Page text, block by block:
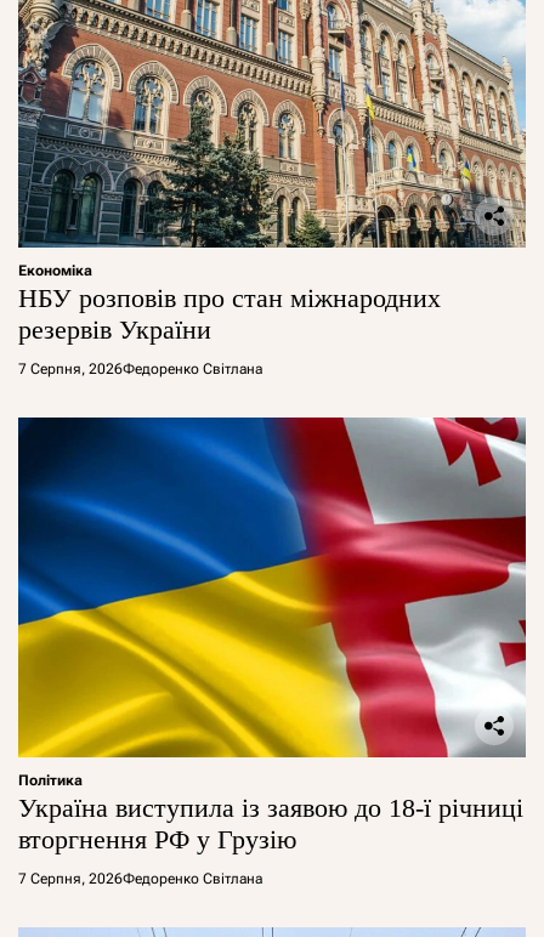
Економіка
НБУ розповів про стан міжнародних
резервів України
7 Серпня, 2026Федоренко Світлана
Політика
Україна виступила із заявою до 18-ї річниці
вторгнення РФ у Грузію
7 Серпня, 2026Федоренко Світлана